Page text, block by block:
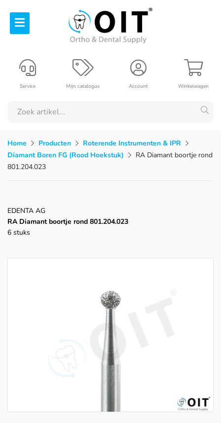
Winkelwagen
Account
Mijn catalogus
Service
Home Producten
Roterende Instrumenten & IPR
Diamant Boren FG (Rood Hoekstuk)
RA Diamant boortje rond
801.204.023
EDENTA AG
RA Diamant boortje rond 801.204.023
6 stuks